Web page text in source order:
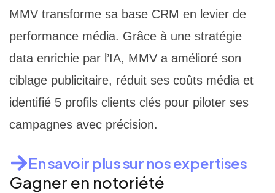
MMV transforme sa base CRM en levier de
performance média. Grâce à une stratégie
data enrichie par l’IA, MMV a amélioré son
ciblage publicitaire, réduit ses coûts média et
identifié 5 profils clients clés pour piloter ses
campagnes avec précision.
En savoir plus sur nos expertises
Gagner en notoriété